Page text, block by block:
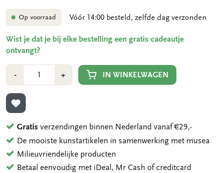
Op voorraad Vóór 14:00 besteld, zelfde dag verzonden
Wist je dat je bij elke bestelling een gratis cadeautje
ontvangt?
-Min
1
+Plus
1
IN WINKELWAGEN
TOEVOEGEN AAN VERLANGLIJST
Gratis verzendingen binnen Nederland vanaf €29,-
De mooiste kunstartikelen in samenwerking met musea
Milieuvriendelijke producten
Betaal eenvoudig met iDeal, Mr Cash of creditcard